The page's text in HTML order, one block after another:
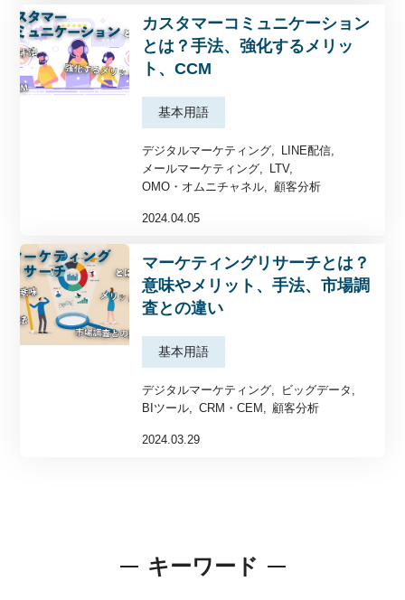
カスタマーコミュニケーション
とは？手法、強化するメリッ
ト、CCM
基本用語
デジタルマーケティング
LINE配信
メールマーケティング
LTV
OMO・オムニチャネル
顧客分析
2024.04.05
マーケティングリサーチとは？
意味やメリット、手法、市場調
査との違い
基本用語
デジタルマーケティング
ビッグデータ
BIツール
CRM・CEM 顧客分析
2024.03.29
キーワード